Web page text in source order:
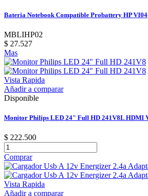
Bateria Notebook Compatible Probattery HP VI04
MBLIHP02
$ 27.527
Mas
Vista Rapida
Añadir a comparar
Disponible
Monitor Philips LED 24" Full HD 241V8L HDMI
$ 222.500
Comprar
Vista Rapida
Añadir a comparar